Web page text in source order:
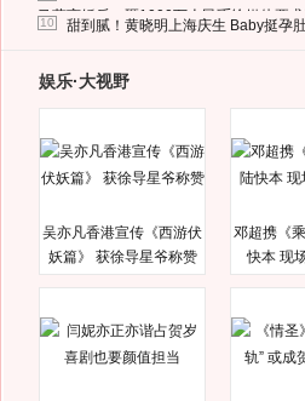
马蓉离婚后，砸1000万人民币给媒体要求
10 甜到腻！黄晓明上海庆生 Baby挺孕
娱乐·大视野
吴亦凡香港宣传《西游伏
妖篇》 获徐导星爷称赞
邓超携《
快本 现